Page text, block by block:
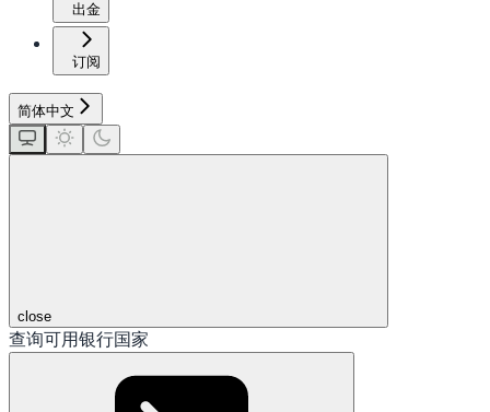
出金
订阅
简体中文
close
查询可用银行国家